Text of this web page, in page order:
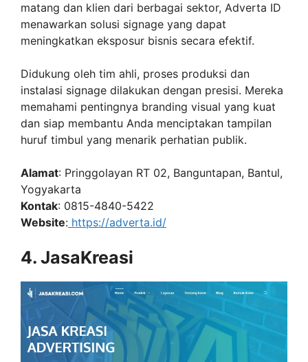
matang dan klien dari berbagai sektor, Adverta ID
menawarkan solusi signage yang dapat
meningkatkan eksposur bisnis secara efektif.
Didukung oleh tim ahli, proses produksi dan
instalasi signage dilakukan dengan presisi. Mereka
memahami pentingnya branding visual yang kuat
dan siap membantu Anda menciptakan tampilan
huruf timbul yang menarik perhatian publik.
Alamat: Pringgolayan RT 02, Banguntapan, Bantul,
Yogyakarta
Kontak: 0815-4840-5422
Website: https://adverta.id/
4. JasaKreasi